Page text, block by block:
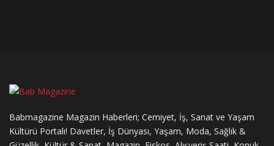
Babmagazine Magazin Haberleri; Cemiyet, İş, Sanat ve Yaşam
Kültürü Portalı! Davetler, İş Dünyası, Yaşam, Moda, Sağlık &